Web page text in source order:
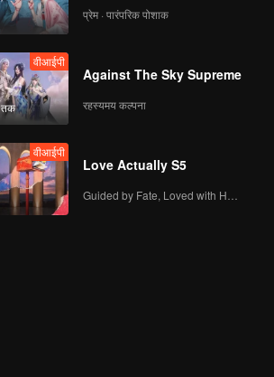
प्रेम · पारंपरिक पोशाक
तक
वीआईपी
Against The Sky Supreme
रहस्यमय कल्पना
वीआईपी
Love Actually S5